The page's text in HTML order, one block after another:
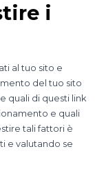
i
al tuo sito e
del tuo sito
quali di questi link
e quali
tali fattori è
e valutando se